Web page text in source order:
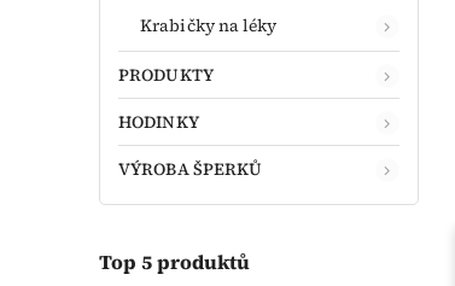
Krabičky na léky
PRODUKTY
HODINKY
VÝROBA ŠPERKŮ
Top 5 produktů